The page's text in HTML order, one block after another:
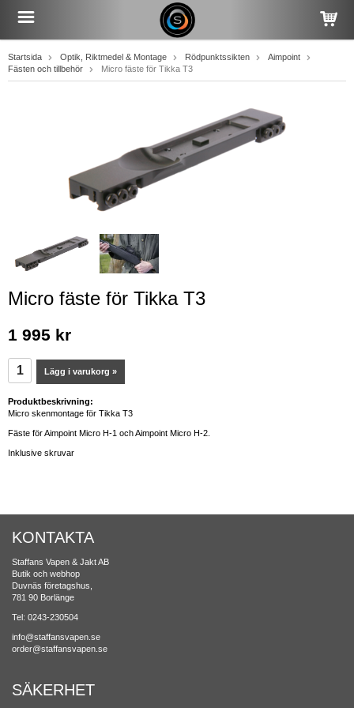
Startsida Optik, Riktmedel & Montage Rödpunktssikten
Aimpoint
Fästen och tillbehör
Micro fäste för Tikka T3
Micro fäste för Tikka T3
1 995 kr
Lägg i varukorg »
Produktbeskrivning:
Micro skenmontage för Tikka T3
Fäste för Aimpoint Micro H-1 och Aimpoint Micro H-2.
Inklusive skruvar
KONTAKTA
Staffans Vapen & Jakt AB
Butik och webhop
Duvnäs företagshus,
781 90 Borlänge
Tel: 0243-230504
info@staffansvapen.se
order@staffansvapen.se
SÄKERHET